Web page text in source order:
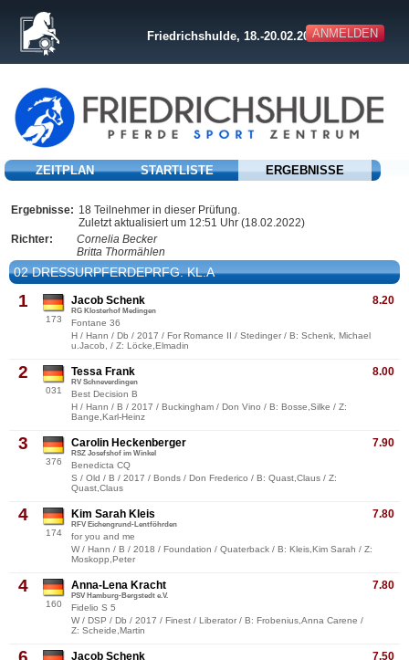
ANMELDEN
Friedrichshulde, 18.-20.02.2022
ZEITPLAN STARTLISTE ERGEBNISSE
Ergebnisse: 18 Teilnehmer in dieser Prüfung.
Zuletzt aktualisiert um 12:51 Uhr (18.02.2022)
Richter:
Cornelia Becker
Britta Thormählen
02 DRESSURPFERDEPRFG. KL.A
1
173
8.20
Jacob Schenk
RG Klosterhof Medingen
Fontane 36
H / Hann / Db / 2017 / For Romance II / Stedinger / B: Schenk, Michael
u.Jacob, / Z: Löcke,Elmadin
2
031
8.00
Tessa Frank
RV Schneverdingen
Best Decision B
H / Hann / B / 2017 / Buckingham / Don Vino / B: Bosse,Silke / Z:
Bange,Karl-Heinz
3
376
7.90
Carolin Heckenberger
RSZ Josefshof im Winkel
Benedicta CQ
S / Old / B / 2017 / Bonds / Don Frederico / B: Quast,Claus / Z:
Quast,Claus
4
174
7.80
Kim Sarah Kleis
RFV Eichengrund-Lentföhrden
for you and me
W / Hann / B / 2018 / Foundation / Quaterback / B: Kleis,Kim Sarah / Z:
Moskopp,Peter
4
160
7.80
Anna-Lena Kracht
PSV Hamburg-Bergstedt e.V.
Fidelio S 5
W / DSP / Db / 2017 / Finest / Liberator / B: Frobenius,Anna Carene /
Z: Scheide,Martin
7.50
Jacob Schenk